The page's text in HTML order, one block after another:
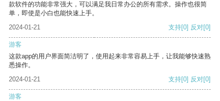
款软件的功能非常强大，可以满足我日常办公的所有需求。操作也很简
单，即使是小白也能快速上手。
2024-01-21
支持[0] 反对[0]
游客
这款app的用户界面简洁明了，使用起来非常容易上手，让我能够快速熟
悉操作。
2024-01-21
支持[0] 反对[0]
游客